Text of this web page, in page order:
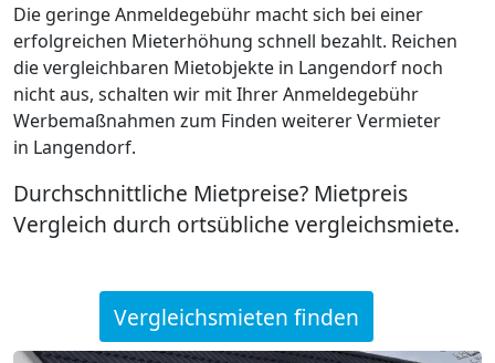
Die geringe Anmeldegebühr macht sich bei einer
erfolgreichen Mieterhöhung schnell bezahlt. Reichen
die vergleichbaren Mietobjekte in Langendorf noch
nicht aus, schalten wir mit Ihrer Anmeldegebühr
Werbemaßnahmen zum Finden weiterer Vermieter
in Langendorf.
Durchschnittliche Mietpreise? Mietpreis
Vergleich durch ortsübliche vergleichsmiete.
Vergleichsmieten finden